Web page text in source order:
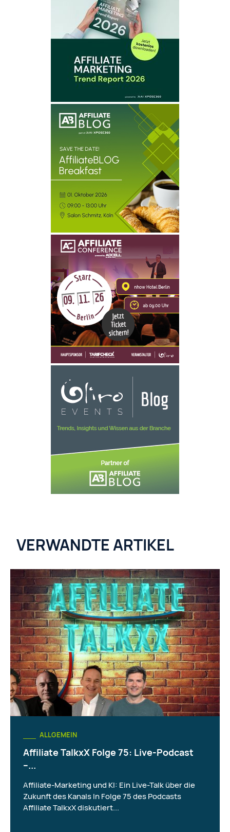
VERWANDTE ARTIKEL
ALLGEMEIN
Affiliate TalkxX Folge 75: Live-Podcast
–...
Affiliate-Marketing und KI: Ein Live-Talk über die
Zukunft des Kanals In Folge 75 des Podcasts
Affiliate TalkxX diskutiert...